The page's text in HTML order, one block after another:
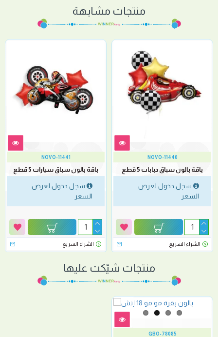
منتجات مشابهة
NOVO-11440
باقة بالون سباق دبابات 5 قطع
سجل دخول لعرض
السعر
الشراء السريع
NOVO-11441
باقة بالون سباق سيارات 5 قطع
سجل دخول لعرض
السعر
الشراء السريع
منتجات شيّكت عليها
GBO-78085